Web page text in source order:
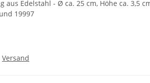
aus Edelstahl - Ø ca. 25 cm, Höhe ca. 3,5
19997
Versand